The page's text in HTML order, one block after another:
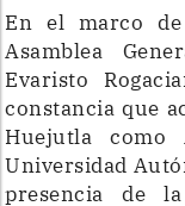
En el marco
Asamblea
Evaristo
constancia que
Huejutla como
Universidad
presencia de